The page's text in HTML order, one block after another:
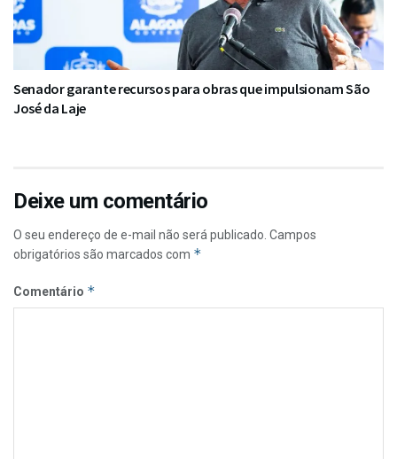
Senador garante recursos para obras que impulsionam São
José da Laje
Deixe um comentário
O seu endereço de e-mail não será publicado. Campos
obrigatórios são marcados com *
Comentário *